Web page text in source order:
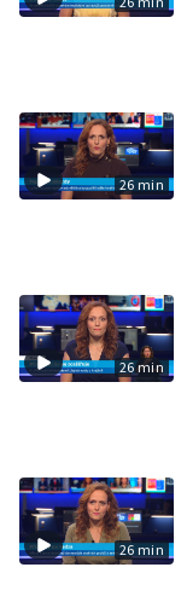
26 min
26 min
26 min